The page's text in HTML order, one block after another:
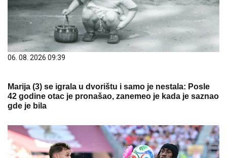
06. 08. 2026 09:39
Marija (3) se igrala u dvorištu i samo je nestala: Posle
42 godine otac je pronašao, zanemeo je kada je saznao
gde je bila